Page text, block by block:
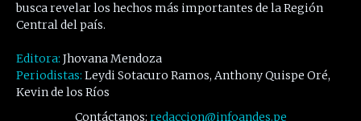
busca revelar los hechos más importantes de la Región
Central del país.
Editora: Jhovana Mendoza
Periodistas: Leydi Sotacuro Ramos, Anthony Quispe Oré,
Kevin de los Ríos
Contáctanos: redaccion@infoandes.pe